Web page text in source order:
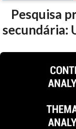
Pesquisa
secundária: